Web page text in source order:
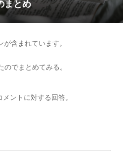
まとめ
含まれています。
でまとめてみる。
ントに対する回答。